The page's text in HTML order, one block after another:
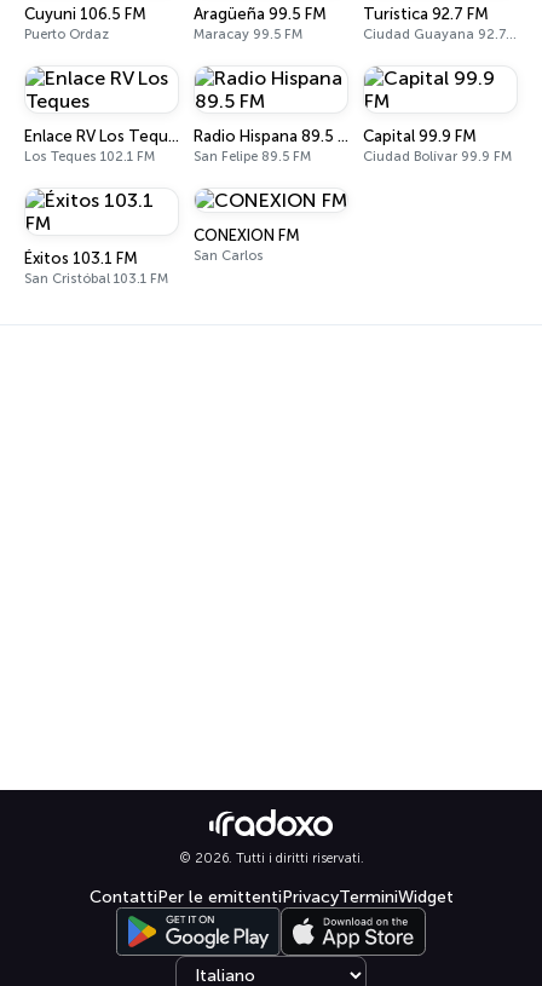
Cuyuni 106.5 FM
Puerto Ordaz
Aragüeña 99.5 FM
Maracay 99.5 FM
Turística 92.7 FM
Ciudad Guayana 92.7 FM
Enlace RV Los Teques
Los Teques 102.1 FM
Radio Hispana 89.5 FM
San Felipe 89.5 FM
Capital 99.9 FM
Ciudad Bolívar 99.9 FM
Éxitos 103.1 FM
San Cristóbal 103.1 FM
CONEXION FM
San Carlos
© 2026. Tutti i diritti riservati.
ContattiPer le emittentiPrivacyTerminiWidget
Select language